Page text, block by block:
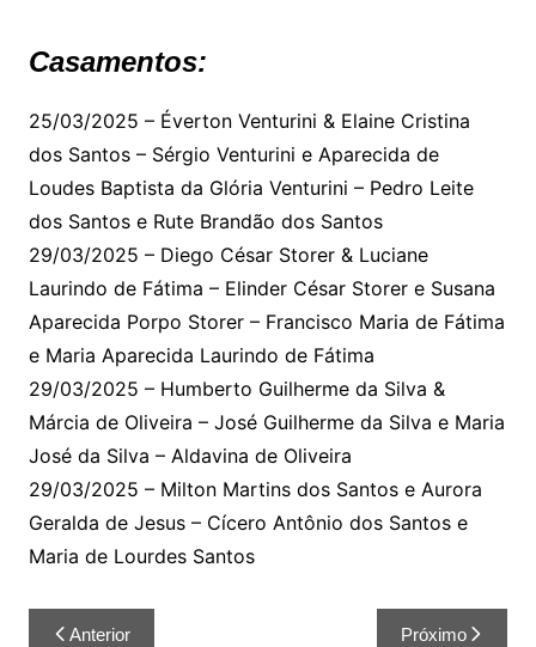
Casamentos:
25/03/2025 – Éverton Venturini & Elaine Cristina
dos Santos – Sérgio Venturini e Aparecida de
Loudes Baptista da Glória Venturini – Pedro Leite
dos Santos e Rute Brandão dos Santos
29/03/2025 – Diego César Storer & Luciane
Laurindo de Fátima – Elinder César Storer e Susana
Aparecida Porpo Storer – Francisco Maria de Fátima
e Maria Aparecida Laurindo de Fátima
29/03/2025 – Humberto Guilherme da Silva &
Márcia de Oliveira – José Guilherme da Silva e Maria
José da Silva – Aldavina de Oliveira
29/03/2025 – Milton Martins dos Santos e Aurora
Geralda de Jesus – Cícero Antônio dos Santos e
Maria de Lourdes Santos
Anterior Próximo